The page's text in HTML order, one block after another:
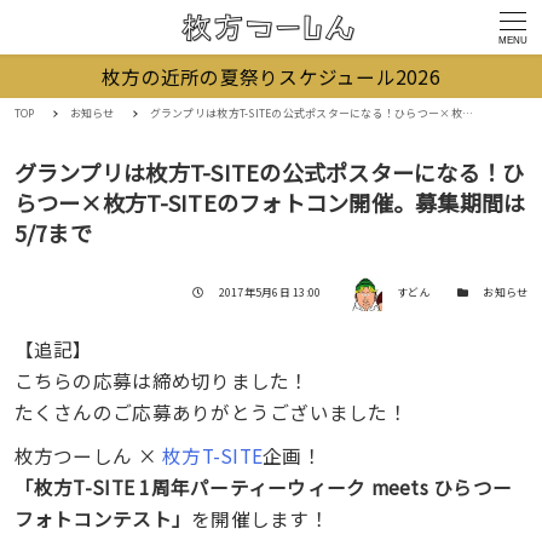
MENU
枚方の近所の夏祭りスケジュール2026
TOP お知らせ グランプリは枚方T-SITEの公式ポスターになる！ひらつー×枚方T-SITEのフォトコン開催。募集期間は5/7まで
グランプリは枚方T-SITEの公式ポスターになる！ひ
らつー×枚方T-SITEのフォトコン開催。募集期間は
5/7まで
投稿日
2017年5月6日 13:00 著者 すどん カテゴリー
お知らせ
【追記】
こちらの応募は締め切りました！
たくさんのご応募ありがとうございました！
枚方つーしん ×枚方T-SITE企画！
「枚方T-SITE 1周年パーティーウィーク meets ひらつー
フォトコンテスト」 を開催します！